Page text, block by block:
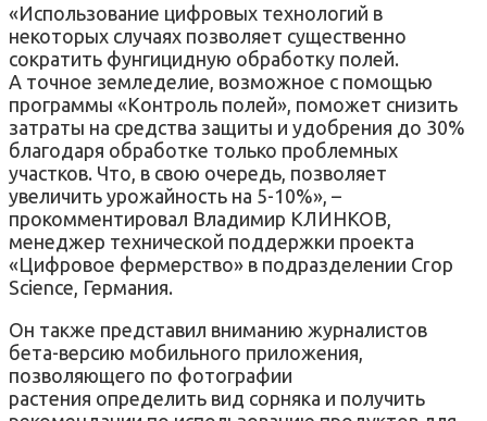
«Использование цифровых технологий в
некоторых случаях позволяет существенно
сократить фунгицидную обработку полей.
А точное земледелие, возможное с помощью
программы «Контроль полей», поможет снизить
затраты на средства защиты и удобрения до 30%
благодаря обработке только проблемных
участков. Что, в свою очередь, позволяет
увеличить урожайность на 5-10%», –
прокомментировал Владимир КЛИНКОВ,
менеджер технической поддержки проекта
«Цифровое фермерство» в подразделении Crop
Science, Германия.
Он также представил вниманию журналистов
бета-версию мобильного приложения,
позволяющего по фотографии
растения определить вид сорняка и получить